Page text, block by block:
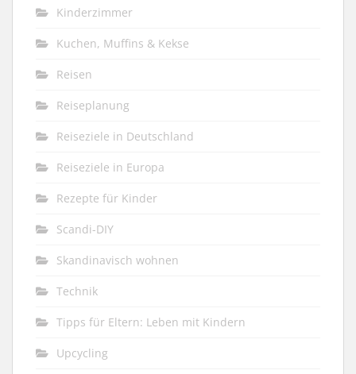
Kinderzimmer
Kuchen, Muffins & Kekse
Reisen
Reiseplanung
Reiseziele in Deutschland
Reiseziele in Europa
Rezepte für Kinder
Scandi-DIY
Skandinavisch wohnen
Technik
Tipps für Eltern: Leben mit Kindern
Upcycling